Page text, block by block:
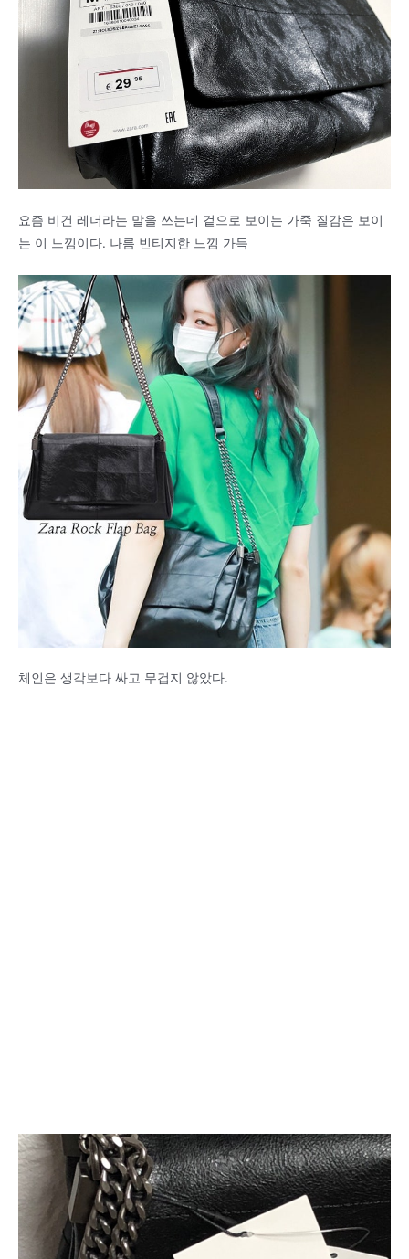
요즘 비건 레더라는 말을 쓰는데 겉으로 보이는 가죽 질감은 보이
는 이 느낌이다. 나름 빈티지한 느낌 가득
체인은 생각보다 싸고 무겁지 않았다.